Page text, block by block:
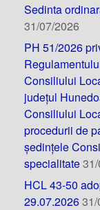
Sedinta
31/07/2026
PH 51/2026
Consiliului
județul
Consiliului
procedurii de
ședințele
specialitate
HCL 43-50
29.07.2026